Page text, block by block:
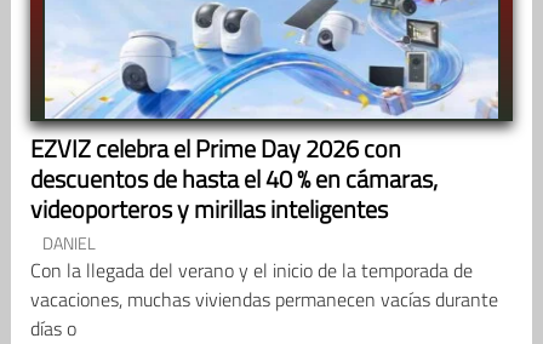
EZVIZ celebra el Prime Day 2026 con
descuentos de hasta el 40 % en cámaras,
videoporteros y mirillas inteligentes
DANIEL
Con la llegada del verano y el inicio de la temporada de
vacaciones, muchas viviendas permanecen vacías durante
días o